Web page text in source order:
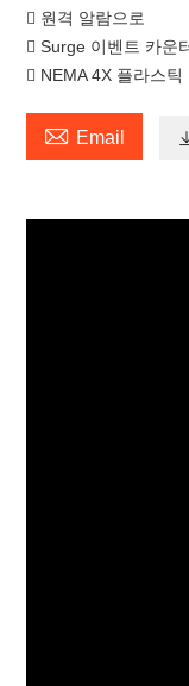
 원격 알람으로
 Surge 이벤트 카운
 NEMA 4X 플라스
 Email